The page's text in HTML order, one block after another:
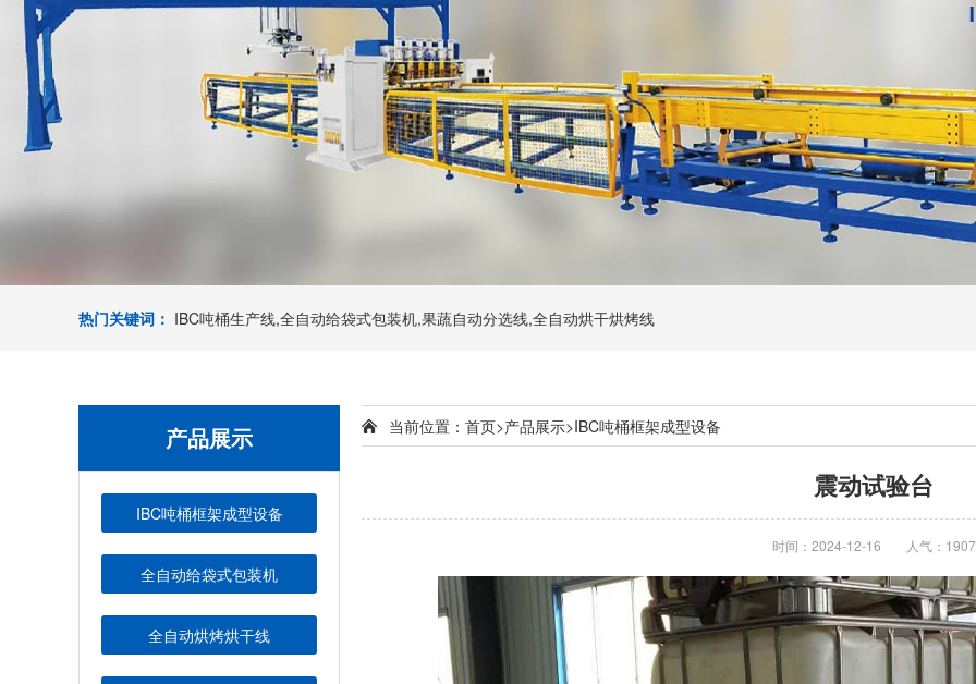
热门关键词： IBC吨桶生产线,全自动给袋式包装机,果蔬自动分选线,全自动烘干烘烤线
产品展示
IBC吨桶框架成型设备
全自动给袋式包装机
全自动烘烤烘干线
当前位置： 首页>产品展示>IBC吨桶框架成型设备
震动试验台
时间：2024-12-16 人气：1907